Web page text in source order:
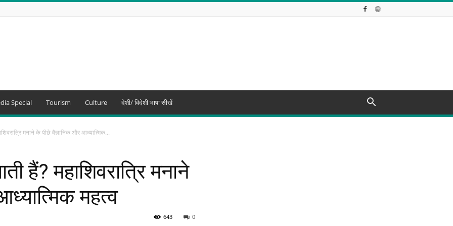
Special Tourism Culture देशी/ विदेशी भाषा सीखें
मनाने के पीछे वैज्ञानिक और आध्यात्मिक...
हैं? महाशिवरात्रि मनाने
महत्व
0
643